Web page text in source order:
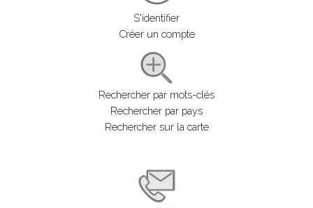
S'identifier
Créer un compte
Rechercher par mots-clés
Rechercher par pays
Rechercher sur la carte